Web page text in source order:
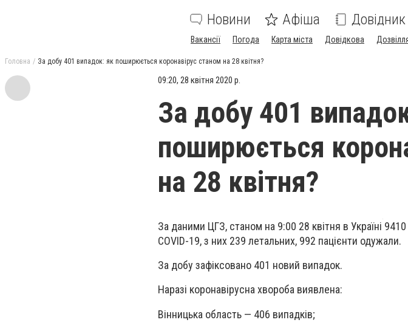
Новини Афіша Довідник
Вакансії Погода Карта міста Довідкова
Головна За добу 401 випадок: як поширюється коронавірус станом на 28 квітня?
09:20, 28 квітня 2020 р.
За добу 401
поширюється
на 28 квітня?
За даними ЦГЗ, станом на 9:00 28 квітня в Україні
COVID-19, з них 239 летальних, 992 пацієнти одужали.
За добу зафіксовано 401 новий випадок.
Наразі коронавірусна хвороба виявлена:
Вінницька область — 406 випадків;